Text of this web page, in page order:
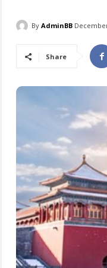
By AdminBB
Share